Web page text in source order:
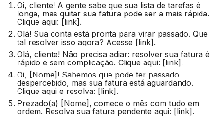
Oi, cliente! A gente sabe que sua lista de tarefas é
longa, mas quitar sua fatura pode ser a mais rápida.
Clique aqui: [link].
Olá! Sua conta está pronta para virar passado. Que
tal resolver isso agora? Acesse [link].
Olá, cliente! Não precisa adiar: resolver sua fatura é
rápido e sem complicação. Clique aqui: [link].
Oi, [Nome]! Sabemos que pode ter passado
despercebido, mas sua fatura está aguardando.
Clique aqui e resolva: [link].
Prezado(a) [Nome], comece o mês com tudo em
ordem. Resolva sua fatura pendente aqui: [link].